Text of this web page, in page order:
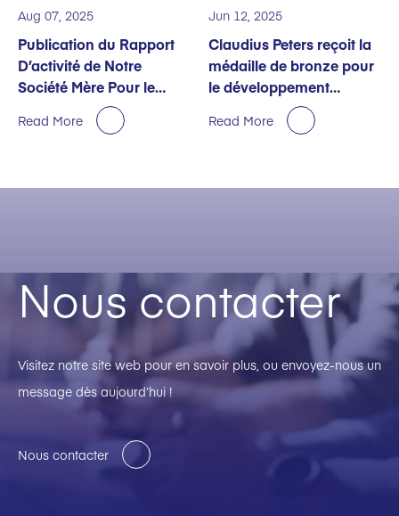
Aug 07, 2025
Publication du Rapport
D’activité de Notre
Société Mère Pour le
Premier Semestre
Read More
Jun 12, 2025
Claudius Peters reçoit la
médaille de bronze pour
le développement
durable décernée par
EcoVadis
Read More
Nous contacter
Visitez notre site web pour en savoir plus, ou envoyez-nous un
message dès aujourd’hui !
Nous contacter